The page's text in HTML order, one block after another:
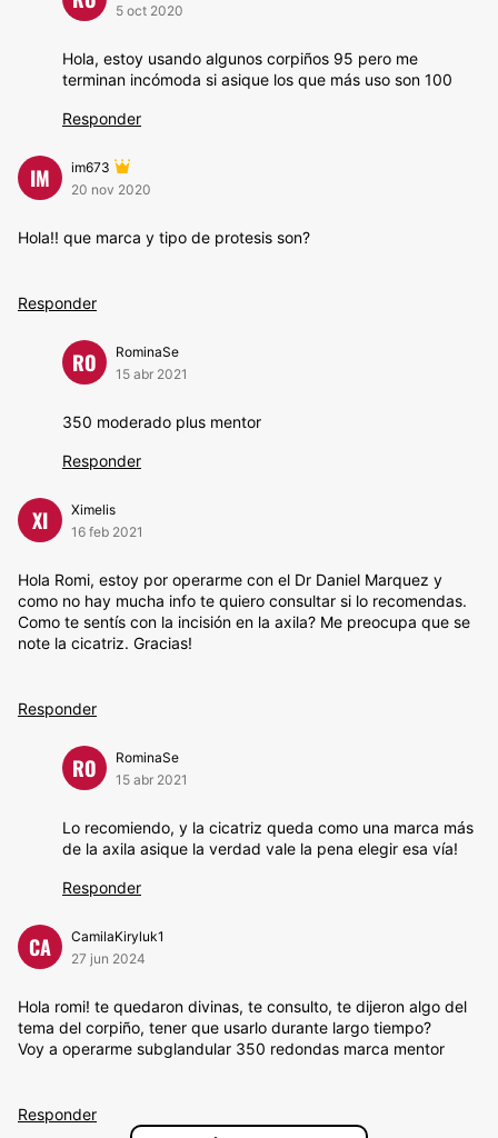
5 oct 2020
Hola, estoy usando algunos corpiños 95 pero me
terminan incómoda si asique los que más uso son 100
Responder
IM
im673
20 nov 2020
Hola!! que marca y tipo de protesis son?
Responder
RO
RominaSe
15 abr 2021
350 moderado plus mentor
Responder
XI
Ximelis
16 feb 2021
Hola Romi, estoy por operarme con el Dr Daniel Marquez y
como no hay mucha info te quiero consultar si lo recomendas.
Como te sentís con la incisión en la axila? Me preocupa que se
note la cicatriz. Gracias!
Responder
RO
RominaSe
15 abr 2021
Lo recomiendo, y la cicatriz queda como una marca más
de la axila asique la verdad vale la pena elegir esa vía!
Responder
CA
CamilaKiryluk1
27 jun 2024
Hola romi! te quedaron divinas, te consulto, te dijeron algo del
tema del corpiño, tener que usarlo durante largo tiempo?
Voy a operarme subglandular 350 redondas marca mentor
Responder